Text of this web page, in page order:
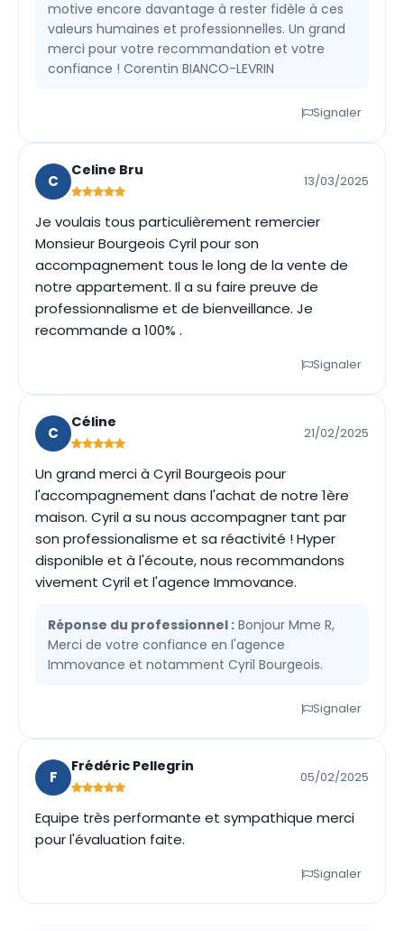
motive encore davantage à rester fidèle à ces
valeurs humaines et professionnelles. Un grand
merci pour votre recommandation et votre
confiance ! Corentin BIANCO-LEVRIN
Signaler
C
Celine Bru
13/03/2025
Je voulais tous particulièrement remercier
Monsieur Bourgeois Cyril pour son
accompagnement tous le long de la vente de
notre appartement. Il a su faire preuve de
professionnalisme et de bienveillance. Je
recommande a 100% .
Signaler
C
Céline
21/02/2025
Un grand merci à Cyril Bourgeois pour
l'accompagnement dans l'achat de notre 1ère
maison. Cyril a su nous accompagner tant par
son professionalisme et sa réactivité ! Hyper
disponible et à l'écoute, nous recommandons
vivement Cyril et l'agence Immovance.
Réponse du professionnel : Bonjour Mme R,
Merci de votre confiance en l'agence
Immovance et notamment Cyril Bourgeois.
Signaler
F
Frédéric Pellegrin
05/02/2025
Equipe très performante et sympathique merci
pour l'évaluation faite.
Signaler